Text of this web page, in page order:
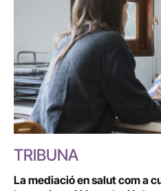
TRIBUNA
La mediació en salut com a